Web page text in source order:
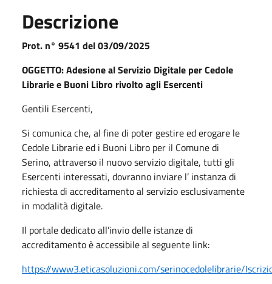
Descrizione
Prot. n° 9541 del 03/09/2025
OGGETTO: Adesione al Servizio Digitale per Cedole
Librarie e Buoni Libro rivolto agli Esercenti
Gentili Esercenti,
Si comunica che, al fine di poter gestire ed erogare le
Cedole Librarie ed i Buoni Libro per il Comune di
Serino, attraverso il nuovo servizio digitale, tutti gli
Esercenti interessati, dovranno inviare l’ instanza di
richiesta di accreditamento al servizio esclusivamente
in modalità digitale.
Il portale dedicato all’invio delle istanze di
accreditamento è accessibile al seguente link:
https://www3.eticasoluzioni.com/serinocedolelibrarie/